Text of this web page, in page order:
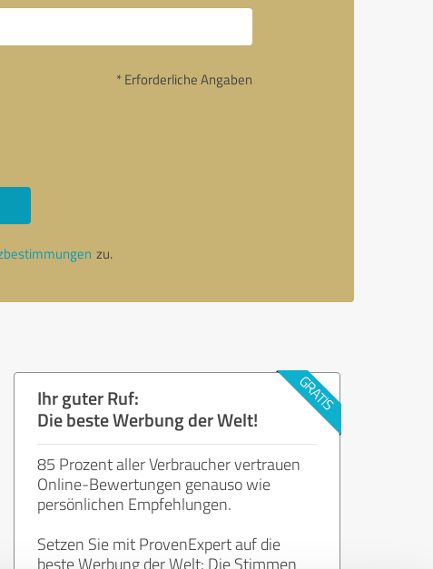
* Erforderliche Angaben
zu.
Ihr guter Ruf:
Die beste Werbung der Welt!
85 Prozent aller Verbraucher vertrauen
Online-Bewertungen genauso wie
persönlichen Empfehlungen.
Setzen Sie mit ProvenExpert auf die
beste Werbung der Welt: Die Stimmen